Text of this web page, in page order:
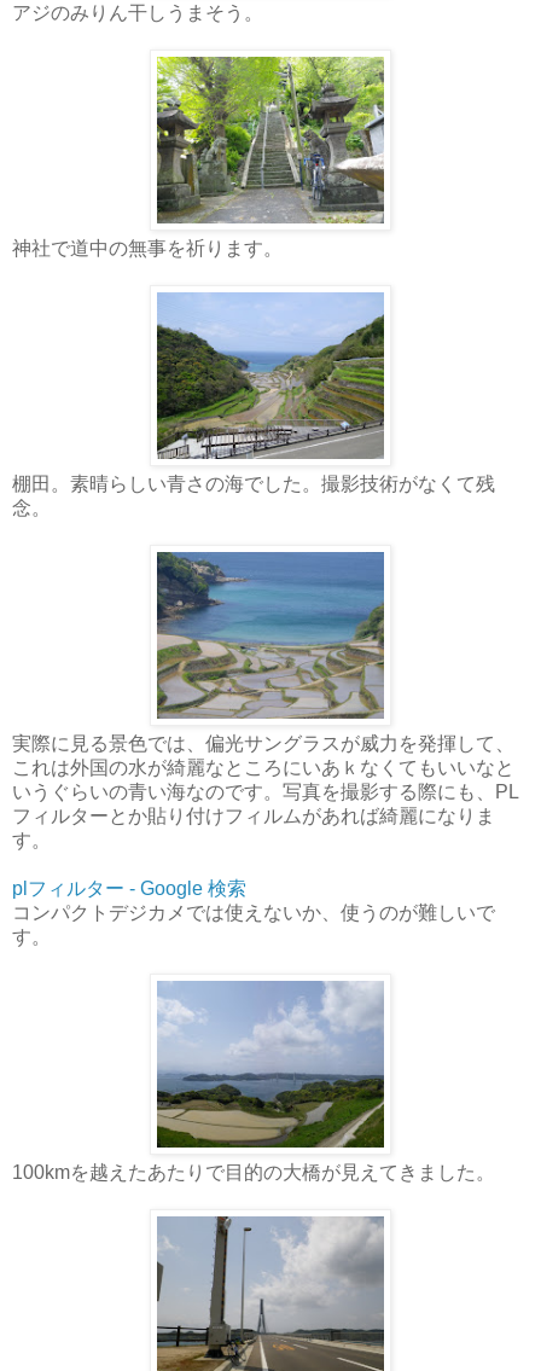
アジのみりん干しうまそう。
神社で道中の無事を祈ります。
棚田。素晴らしい青さの海でした。撮影技術がなくて残
念。
実際に見る景色では、偏光サングラスが威力を発揮して、
これは外国の水が綺麗なところにいあｋなくてもいいなと
いうぐらいの青い海なのです。写真を撮影する際にも、PL
フィルターとか貼り付けフィルムがあれば綺麗になりま
す。
plフィルター - Google 検索
コンパクトデジカメでは使えないか、使うのが難しいで
す。
100kmを越えたあたりで目的の大橋が見えてきました。